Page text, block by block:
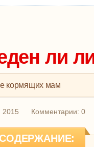
ли
кормящих мам
2015 Комментарии: 0